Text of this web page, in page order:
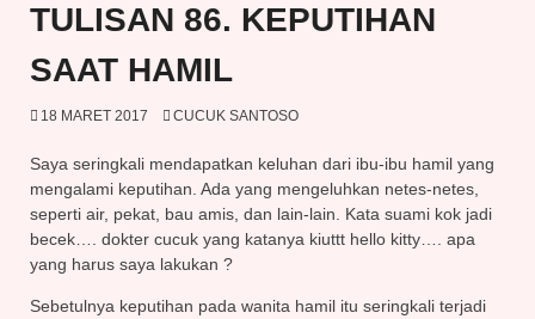
TULISAN 86. KEPUTIHAN
SAAT HAMIL
18 MARET 2017 CUCUK SANTOSO
Saya seringkali mendapatkan keluhan dari ibu-ibu hamil yang
mengalami keputihan. Ada yang mengeluhkan netes-netes,
seperti air, pekat, bau amis, dan lain-lain. Kata suami kok jadi
becek…. dokter cucuk yang katanya kiuttt hello kitty…. apa
yang harus saya lakukan ?
Sebetulnya keputihan pada wanita hamil itu seringkali terjadi